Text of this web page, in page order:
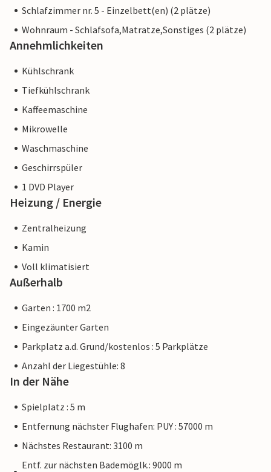
Schlafzimmer nr. 5 - Einzelbett(en) (2 plätze)
Wohnraum - Schlafsofa,Matratze,Sonstiges (2 plätze)
Annehmlichkeiten
Kühlschrank
Tiefkühlschrank
Kaffeemaschine
Mikrowelle
Waschmaschine
Geschirrspüler
1 DVD Player
Heizung / Energie
Zentralheizung
Kamin
Voll klimatisiert
Außerhalb
Garten : 1700 m2
Eingezäunter Garten
Parkplatz a.d. Grund/kostenlos : 5 Parkplätze
Anzahl der Liegestühle: 8
In der Nähe
Spielplatz : 5 m
Entfernung nächster Flughafen: PUY : 57000 m
Nächstes Restaurant: 3100 m
Entf. zur nächsten Bademöglk.: 9000 m